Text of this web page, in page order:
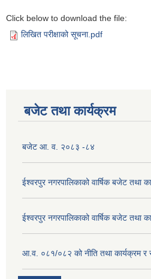
Click below to download the file:
लिखित परीक्षाको सूचना.pdf
बजेट तथा कार्यक्रम
बजेट आ. व. २०८३ -८४
ईश्वरपुर नगरपालिकाको वार्षिक बजेट तथा
ईश्वरपुर नगरपालिकाको वार्षिक बजेट तथा
आ.व. ०८१/०८२ को नीति तथा कार्यक्रम र